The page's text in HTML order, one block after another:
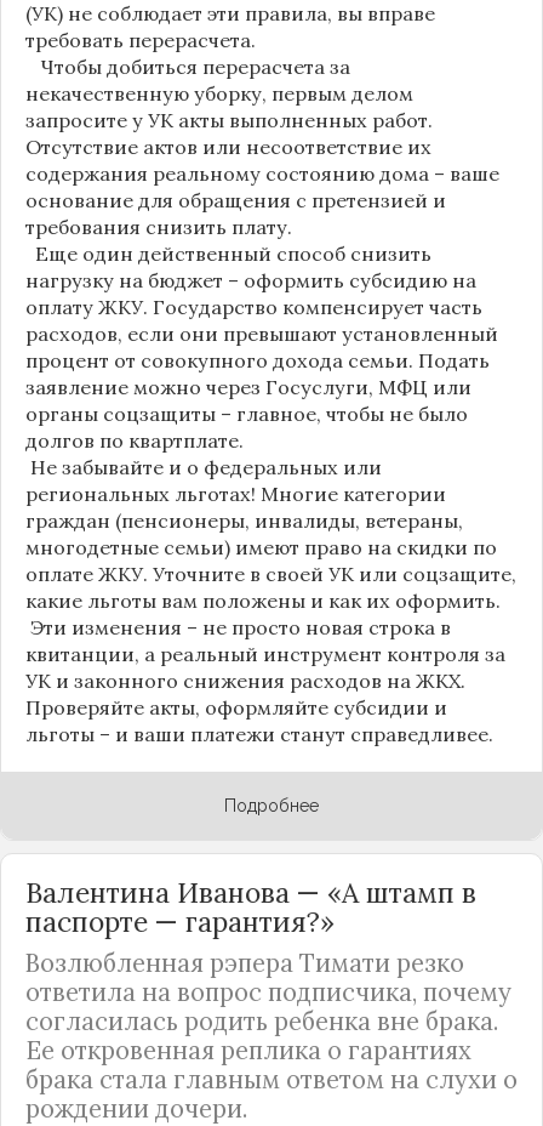
(УК) не соблюдает эти правила, вы вправе
требовать перерасчета.
Чтобы добиться перерасчета за
некачественную уборку, первым делом
запросите у УК акты выполненных работ.
Отсутствие актов или несоответствие их
содержания реальному состоянию дома – ваше
основание для обращения с претензией и
требования снизить плату.
Еще один действенный способ снизить
нагрузку на бюджет – оформить субсидию на
оплату ЖКУ. Государство компенсирует часть
расходов, если они превышают установленный
процент от совокупного дохода семьи. Подать
заявление можно через Госуслуги, МФЦ или
органы соцзащиты – главное, чтобы не было
долгов по квартплате.
Не забывайте и о федеральных или
региональных льготах! Многие категории
граждан (пенсионеры, инвалиды, ветераны,
многодетные семьи) имеют право на скидки по
оплате ЖКУ. Уточните в своей УК или соцзащите,
какие льготы вам положены и как их оформить.
Эти изменения – не просто новая строка в
квитанции, а реальный инструмент контроля за
УК и законного снижения расходов на ЖКХ.
Проверяйте акты, оформляйте субсидии и
льготы – и ваши платежи станут справедливее.
Подробнее
Валентина Иванова — «А штамп в
паспорте — гарантия?»
Возлюбленная рэпера Тимати резко
ответила на вопрос подписчика, почему
согласилась родить ребенка вне брака.
Ее откровенная реплика о гарантиях
брака стала главным ответом на слухи о
рождении дочери.